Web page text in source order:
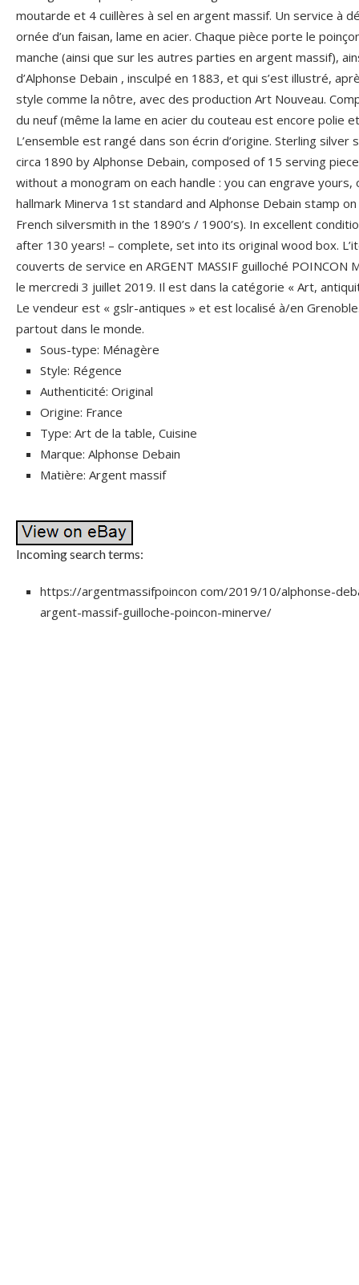
moutarde et 4 cuillères à sel en argent massif. Un service à
ornée d’un faisan, lame en acier. Chaque pièce porte le
manche (ainsi que sur les autres parties en argent massif),
d’Alphonse Debain , insculpé en 1883, et qui s’est illustré,
style comme la nôtre, avec des production Art Nouveau.
du neuf (même la lame en acier du couteau est encore polie
L’ensemble est rangé dans son écrin d’origine. Sterling
circa 1890 by Alphonse Debain, composed of 15 serving
without a monogram on each handle : you can engrave
hallmark Minerva 1st standard and Alphonse Debain stamp
French silversmith in the 1890’s / 1900’s). In excellent
after 130 years! – complete, set into its original wood box.
couverts de service en ARGENT MASSIF guilloché POINCON
le mercredi 3 juillet 2019. Il est dans la catégorie « Art,
Le vendeur est « gslr-antiques » et est localisé à/en
partout dans le monde.
Sous-type: Ménagère
Style: Régence
Authenticité: Original
Origine: France
Type: Art de la table, Cuisine
Marque: Alphonse Debain
Matière: Argent massif
Incoming search terms:
https://argentmassifpoincon com/2019/10/alphonse-
argent-massif-guilloche-poincon-minerve/